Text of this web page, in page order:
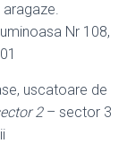
aragaze.
Nr 108,
uscatoare de
2– sector 3